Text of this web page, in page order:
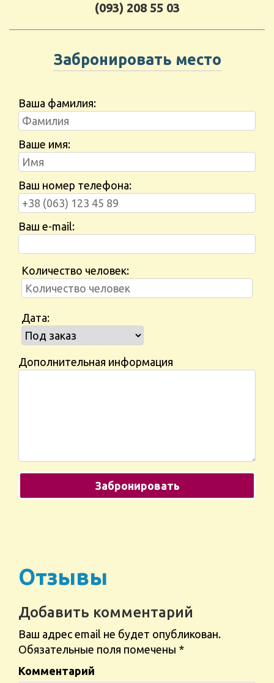
(093) 208 55 03
Забронировать место
Ваша фамилия:
Ваше имя:
Ваш номер телефона:
Ваш e-mail:
Количество человек:
Дата:
Дополнительная информация
Отзывы
Добавить комментарий
Ваш адрес email не будет опубликован.
Обязательные поля помечены *
Комментарий